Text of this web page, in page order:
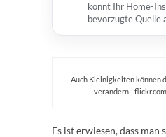
könnt Ihr Home-
bevorzugte Quelle
Auch Kleinigkeiten können
verändern -
Es ist erwiesen, dass man